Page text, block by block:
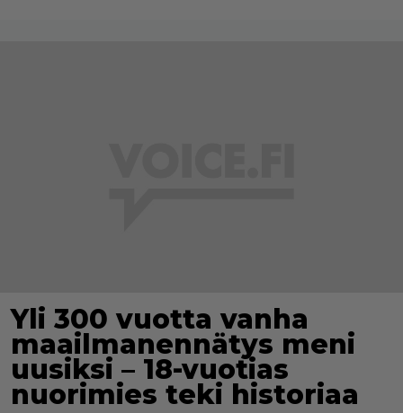
Yli 300 vuotta vanha
maailmanennätys meni
uusiksi – 18-vuotias
nuorimies teki historiaa